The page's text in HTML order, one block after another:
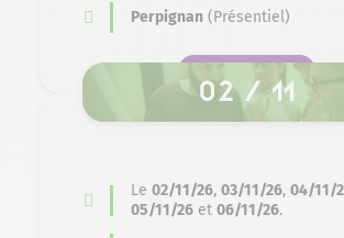
Perpignan (Présentiel)
02 / 11
Le 02/11/26, 03/11/26, 04/11/
05/11/26 et 06/11/26.